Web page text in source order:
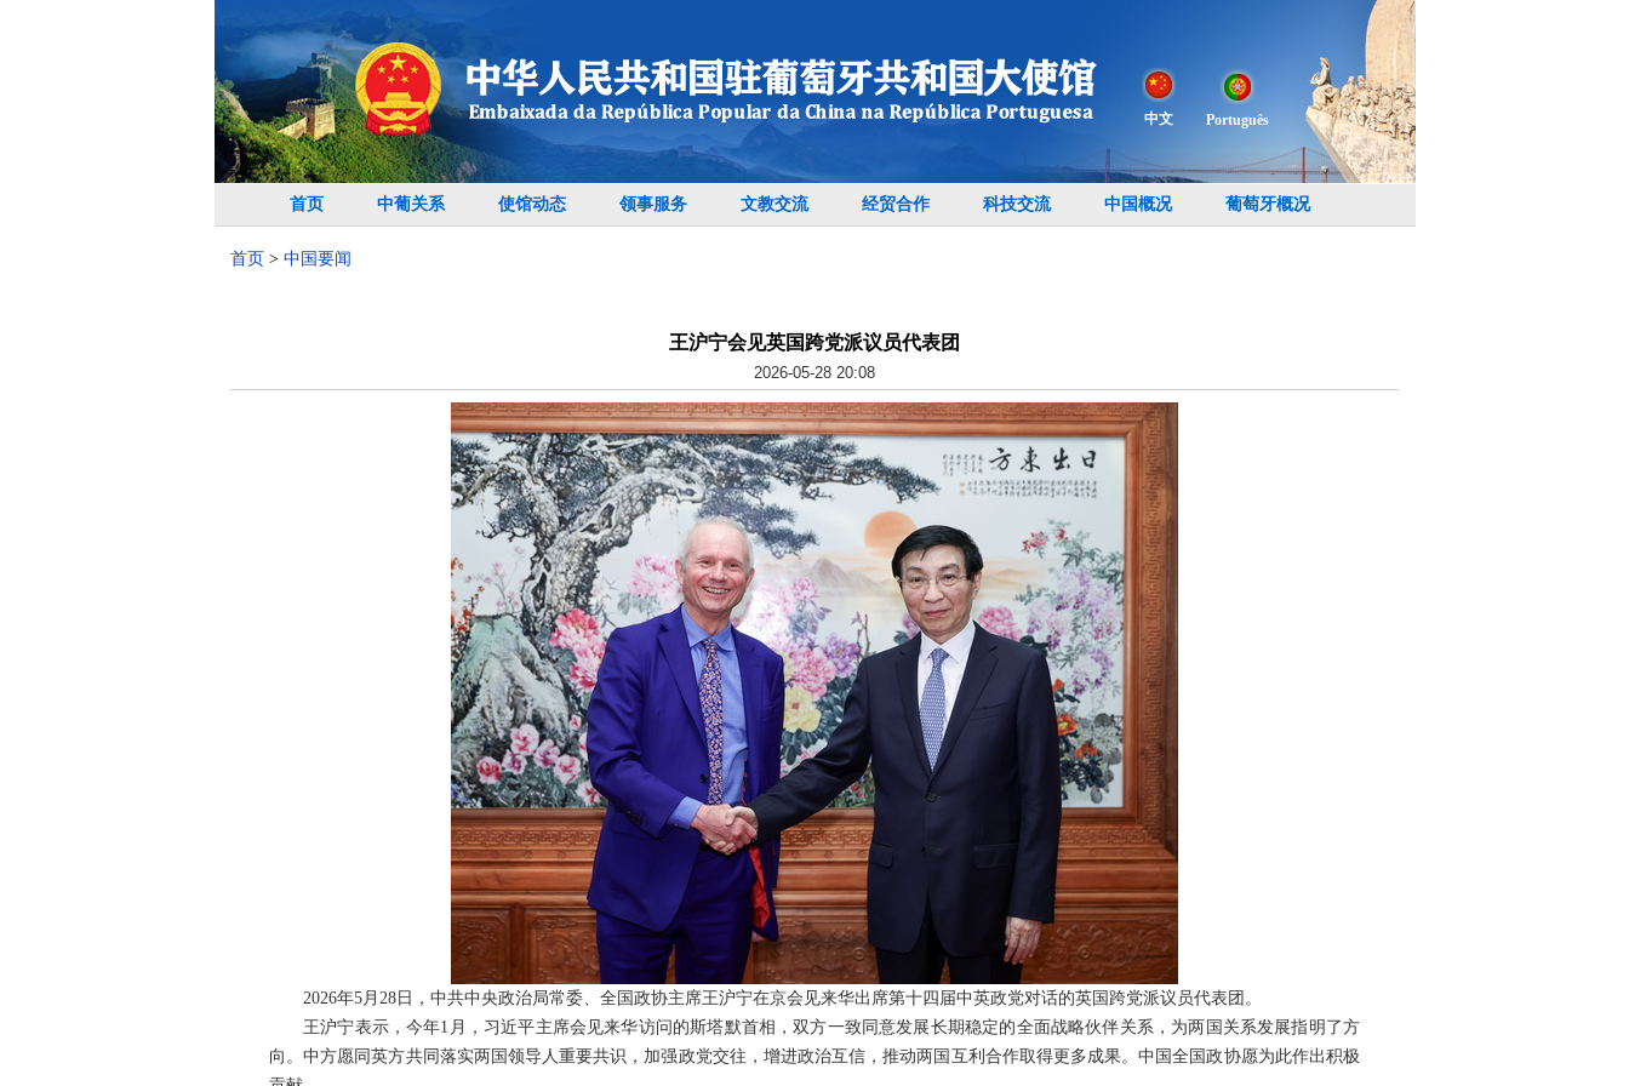
中文 Português
首页 中葡关系 使馆动态 领事服务 文教交流 经贸合作 科技交流 中国概况 葡萄牙概况
首页 > 中国要闻
王沪宁会见英国跨党派议员代表团
2026-05-28 20:08
2026年5月28日，中共中央政治局常委、全国政协主席王沪宁在京会见来华出席第十四届中英政党对话的英国跨党派议员代表团。
王沪宁表示，今年1月，习近平主席会见来华访问的斯塔默首相，双方一致同意发展长期稳定的全面战略伙伴关系，为两国关系发展指明了方
向。中方愿同英方共同落实两国领导人重要共识，加强政党交往，增进政治互信，推动两国互利合作取得更多成果。中国全国政协愿为此作出积极